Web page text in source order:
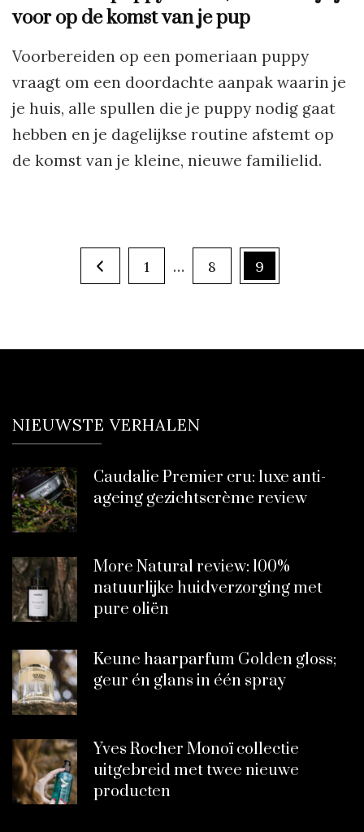
voor op de komst van je pup
Voorbereiden op een pomeriaan puppy
vraagt om een doordachte aanpak waarin je
je huis, alle spullen die je puppy nodig gaat
hebben en je dagelijkse routine afstemt op
de komst van je kleine, nieuwe familielid.
Berichten
paginering
Page
1 … Page
8 Page
9
NIEUWSTE VERHALEN
Caudalie Premier cru: luxe anti-
ageing gezichtscrème review
More Natural review: 100%
natuurlijke huidverzorging met
pure oliën
Keune haarparfum Golden gloss;
geur én glans in één spray
Yves Rocher Monoï collectie
uitgebreid met twee nieuwe
producten